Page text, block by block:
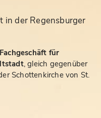
in der Regensburger
Fachgeschäft für
, gleich gegenüber
Schottenkirche von St.